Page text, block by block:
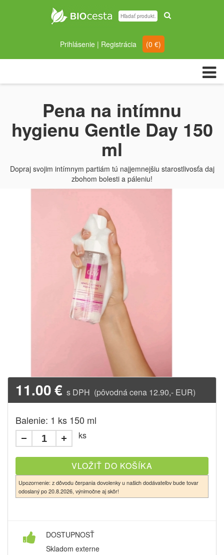
Prihlásenie| Registrácia (0 €)
Pena na intímnu
hygienu Gentle Day 150
ml
Dopraj svojim intímnym partiám tú najjemnejšiu starostlivosťa daj
zbohom bolesti a páleniu!
11.00€ s DPH (pôvodná cena 12.90,- EUR)
Balenie: 1 ks 150 ml
ks
Upozornenie: z dôvodu čerpania dovolenky u našich dodávateľov bude tovar
odoslaný po 20.8.2026, výnimočne aj skôr!
DOSTUPNOSŤ
Skladom externe